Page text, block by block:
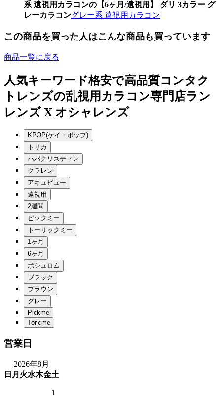
系 遠視用カラコンの【6ヶ月/遠視用】 ダリ 3カラー グ
レーカラコングレー系 遠視用カラコン
この商品を買った人はこんな商品も買っています
商品一覧に戻る
人気キーワード格安で高品質コンタク
トレンズの乱視用カラコン専門店ラン
レンズ X オシャレンズ
営業日
2026年8月
日 月 火水木金土
1